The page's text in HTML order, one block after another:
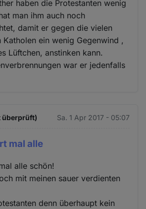
haben die Protestanten wenig
man ihm auch noch
damit er gegen die vielen
Katholen ein wenig Gegenwind ,
Lüftchen, anstinken kann.
war er jedenfalls
überprüft) Sa. 1 Apr 2017 - 05:07
mal alle
alle schön!
mit meinen sauer verdienten
denn überhaupt kein